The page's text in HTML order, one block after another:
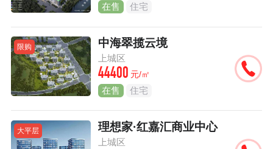
在售 住宅
限购 中海翠揽云境
上城区
44400 元/㎡
在售 住宅
大平层 理想家·红嘉汇商业中心
上城区